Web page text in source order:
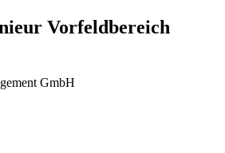
Vorfeldbereich
GmbH